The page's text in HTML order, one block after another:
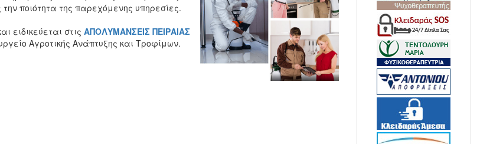
ποιότητα της παρεχόμενης υπηρεσίες.
ειδικεύεται στις ΑΠΟΛΥΜΑΝΣΕΙΣ ΠΕΙΡΑΙΑΣ
Αγροτικής Ανάπτυξης και Τροφίμων.